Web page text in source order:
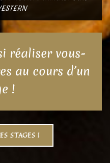
réaliser vous-
au cours d’un
!
STAGES !